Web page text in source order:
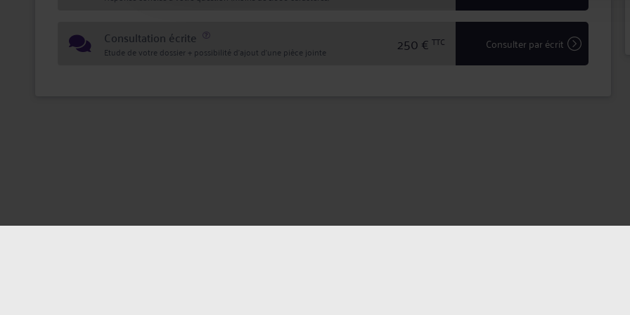
Consultation écrite
Etude de votre dossier + possibilité d'ajout d'une pièce jointe 250 € TTC Consulter par écrit